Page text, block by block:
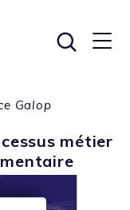
Galop
métier